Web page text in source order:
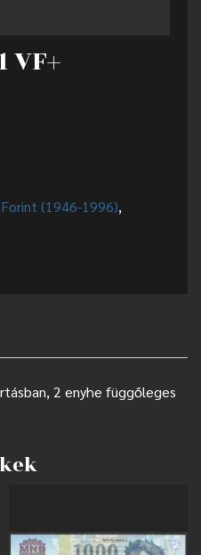
VF+
Forint (1946-1996),
2 enyhe függőleges